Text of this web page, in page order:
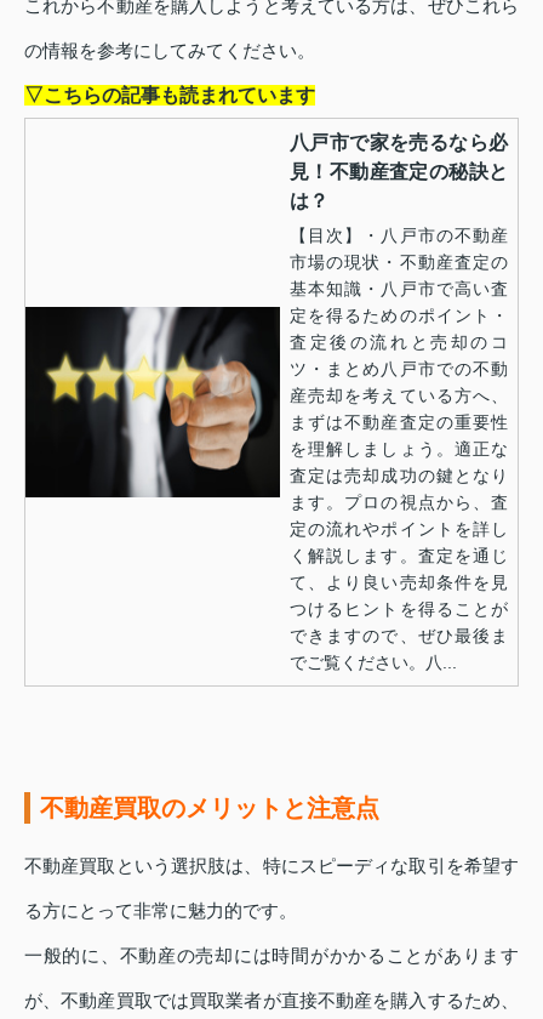
これから不動産を購入しようと考えている方は、ぜひこれら
の情報を参考にしてみてください。
▽こちらの記事も読まれています
八戸市で家を売るなら必
見！不動産査定の秘訣と
は？
【目次】・八戸市の不動産
市場の現状・不動産査定の
基本知識・八戸市で高い査
定を得るためのポイント・
査定後の流れと売却のコ
ツ・まとめ八戸市での不動
産売却を考えている方へ、
まずは不動産査定の重要性
を理解しましょう。適正な
査定は売却成功の鍵となり
ます。プロの視点から、査
定の流れやポイントを詳し
く解説します。査定を通じ
て、より良い売却条件を見
つけるヒントを得ることが
できますので、ぜひ最後ま
でご覧ください。八...
不動産買取のメリットと注意点
不動産買取という選択肢は、特にスピーディな取引を希望す
る方にとって非常に魅力的です。
一般的に、不動産の売却には時間がかかることがあります
が、不動産買取では買取業者が直接不動産を購入するため、